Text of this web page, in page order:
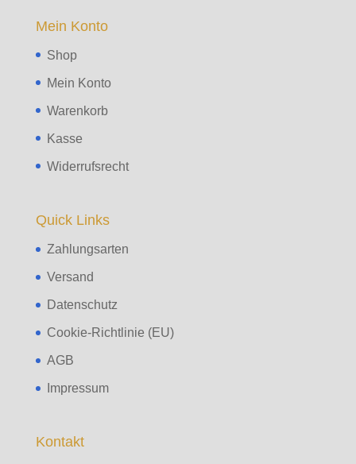
Mein Konto
Shop
Mein Konto
Warenkorb
Kasse
Widerrufsrecht
Quick Links
Zahlungsarten
Versand
Datenschutz
Cookie-Richtlinie (EU)
AGB
Impressum
Kontakt